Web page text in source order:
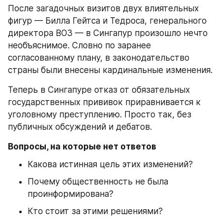
После загадочных визитов двух влиятельных
фигур — Билла Гейтса и Тедроса, генерального
директора ВОЗ — в Сингапур произошло нечто
необъяснимое. Словно по заранее
согласованному плану, в законодательство
страны были внесены кардинальные изменения.
Теперь в Сингапуре отказ от обязательных
государственных прививок приравнивается к
уголовному преступлению. Просто так, без
публичных обсуждений и дебатов.
Вопросы, на которые нет ответов
Какова истинная цель этих изменений?
Почему общественность не была
проинформирована?
Кто стоит за этими решениями?